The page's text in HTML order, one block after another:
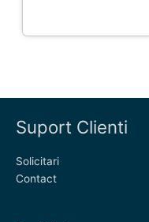
Suport Clienti
Solicitari
Contact